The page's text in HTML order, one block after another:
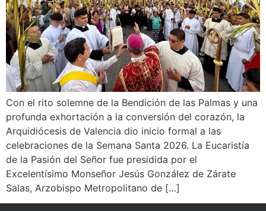
Con el rito solemne de la Bendición de las Palmas y una
profunda exhortación a la conversión del corazón, la
Arquidiócesis de Valencia dio inicio formal a las
celebraciones de la Semana Santa 2026. La Eucaristía
de la Pasión del Señor fue presidida por el
Excelentísimo Monseñor Jesús González de Zárate
Salas, Arzobispo Metropolitano de […]